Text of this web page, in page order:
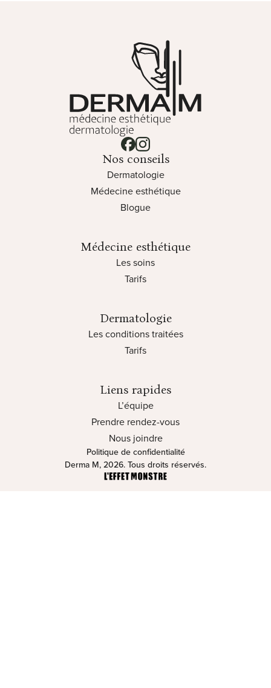
pouvez retourner à vos activités
quotidiennes ou au travail immédiatement
après votre rendez-vous. Une
desquamation très fine et discrète peut
survenir entre le 2e et le 5e jour,
s’estompant rapidement grâce à
l’application de votre crème hydratante.
Clinique Derma M - Médecine
Lien vers notre page facebook
Lien vers notre page instagram
Nos conseils
Dermatologie
Médecine esthétique
Blogue
Médecine esthétique
Les soins
Tarifs
Dermatologie
Les conditions traitées
Tarifs
Liens rapides
L’équipe
Prendre rendez-vous
Nous joindre
Derma M, 2026. Tous droits réservés.
Politique de confidentialité